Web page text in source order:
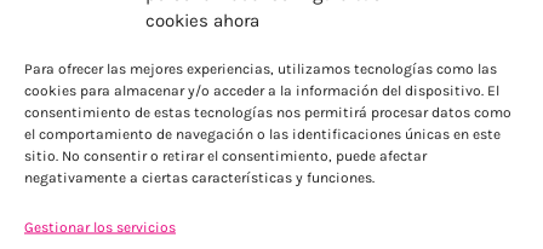
cookies ahora
Para ofrecer las mejores experiencias, utilizamos tecnologías como las
cookies para almacenar y/o acceder a la información del dispositivo. El
consentimiento de estas tecnologías nos permitirá procesar datos como
el comportamiento de navegación o las identificaciones únicas en este
sitio. No consentir o retirar el consentimiento, puede afectar
negativamente a ciertas características y funciones.
Gestionar los servicios
ENVÍOS ECONÓMICOS